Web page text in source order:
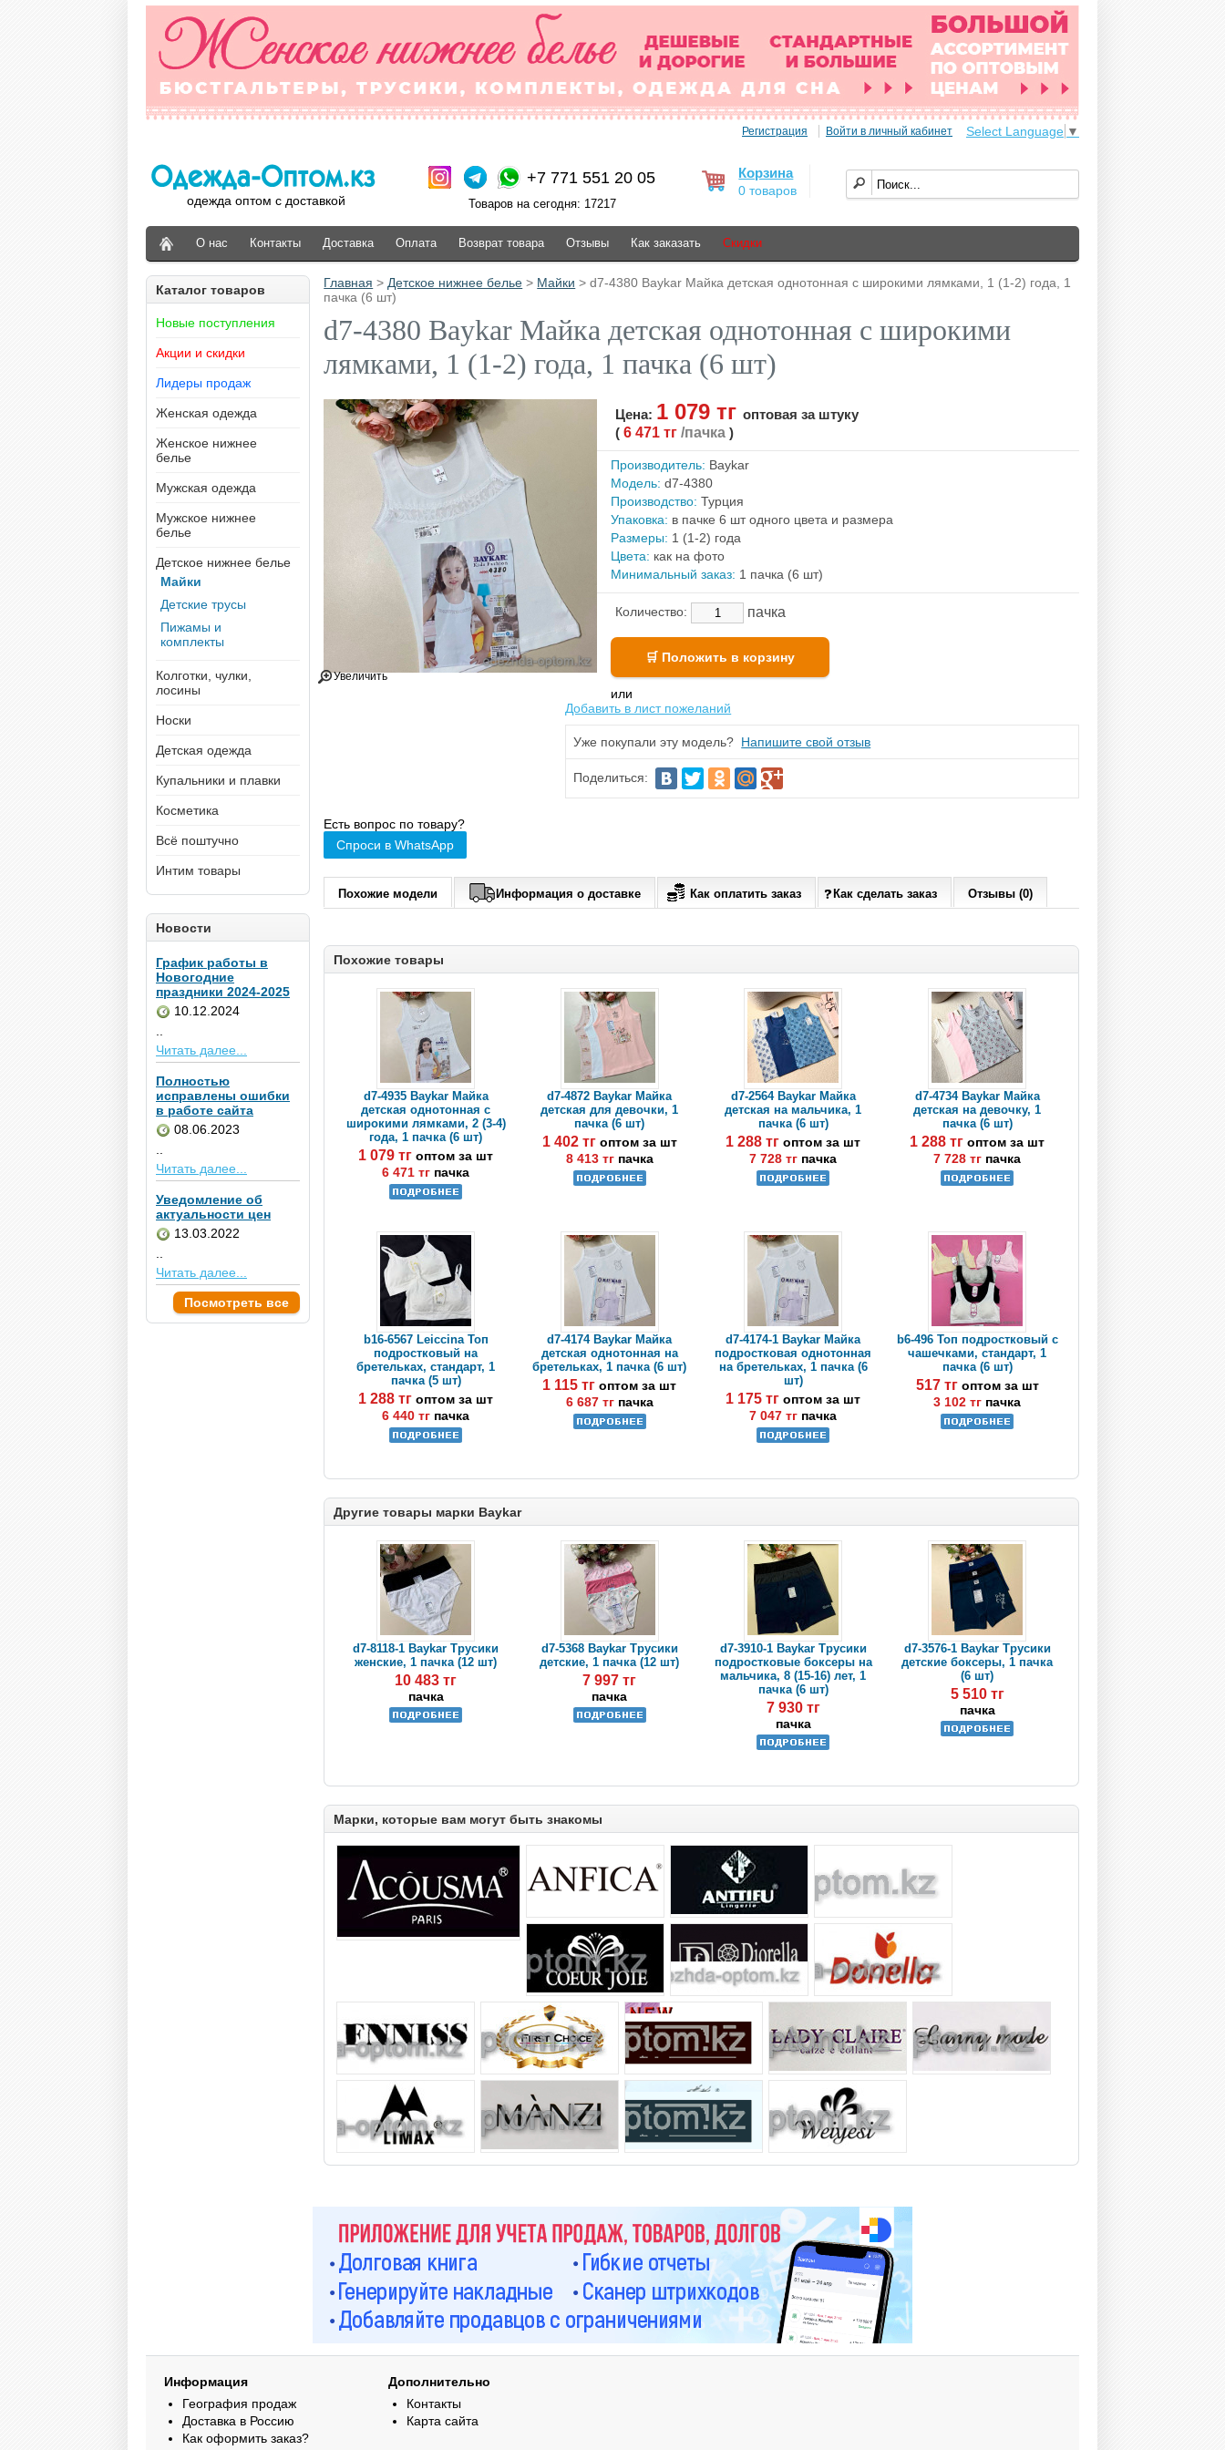
Регистрация Войти в личный кабинет Select Language ▼
одежда оптом с доставкой
+7 771 551 20 05
Товаров на сегодня: 17217
Корзина
0 товаров
О нас Контакты Доставка Оплата Возврат товара Отзывы Как заказать Скидки
Каталог товаров
Новые поступления
Акции и скидки
Лидеры продаж
Женская одежда
Женское нижнее
белье
Мужская одежда
Мужское нижнее
белье
Детское нижнее белье
Майки
Детские трусы
Пижамы и
комплекты
Колготки, чулки,
лосины
Носки
Детская одежда
Купальники и плавки
Косметика
Всё поштучно
Интим товары
Главная > Детское нижнее белье > Майки > d7-4380 Baykar Майка детская однотонная с широкими лямками, 1 (1-2) года, 1
пачка (6 шт)
d7-4380 Baykar Майка детская однотонная с широкими
лямками, 1 (1-2) года, 1 пачка (6 шт)
Увеличить
Цена: 1 079 тгоптовая за штуку
(6 471 тг/пачка)
Производитель: Baykar
Модель: d7-4380
Производство: Турция
Упаковка: в пачке 6 шт одного цвета и размера
Размеры: 1 (1-2) года
Цвета: как на фото
Минимальный заказ: 1 пачка (6 шт)
Количество: пачка
или
Добавить в лист пожеланий
Уже покупали эту модель? Напишите свой отзыв
Поделиться:
Есть вопрос по товару?
Спроси в WhatsApp
Похожие модели Информация о доставке Как оплатить заказ Как сделать заказ Отзывы (0)
Похожие товары
d7-4935 Baykar Майка
детская однотонная с
широкими лямками, 2 (3-4)
года, 1 пачка (6 шт)
1 079 тгоптом за шт
6 471 тг пачка
d7-4872 Baykar Майка
детская для девочки, 1
пачка (6 шт)
1 402 тг оптом за шт
8 413 тг пачка
d7-2564 Baykar Майка
детская на мальчика, 1
пачка (6 шт)
1 288 тгоптом за шт
7 728 тг пачка
d7-4734 Baykar Майка
детская на девочку, 1
пачка (6 шт)
1 288 тгоптом за шт
7 728 тг пачка
b16-6567 Leiccina Топ
подростковый на
бретельках, стандарт, 1
пачка (5 шт)
1 288 тгоптом за шт
6 440 тг пачка
d7-4174 Baykar Майка
детская однотонная на
бретельках, 1 пачка (6 шт)
1 115 тгоптом за шт
6 687 тг пачка
d7-4174-1 Baykar Майка
подростковая однотонная
на бретельках, 1 пачка (6
шт)
1 175 тгоптом за шт
7 047 тг пачка
b6-496 Топ подростковый с
чашечками, стандарт, 1
пачка (6 шт)
517 тг оптом за шт
3 102 тг пачка
Другие товары марки Baykar
d7-8118-1 Baykar Трусики
женские, 1 пачка (12 шт)
10 483 тг
пачка
d7-5368 Baykar Трусики
детские, 1 пачка (12 шт)
7 997 тг
пачка
d7-3910-1 Baykar Трусики
подростковые боксеры на
мальчика, 8 (15-16) лет, 1
пачка (6 шт)
7 930 тг
пачка
d7-3576-1 Baykar Трусики
детские боксеры, 1 пачка
(6 шт)
5 510 тг
пачка
Марки, которые вам могут быть знакомы
Новости
График работы в
Новогодние
праздники 2024-2025
10.12.2024
..
Читать далее...
Полностью
исправлены ошибки
в работе сайта
08.06.2023
..
Читать далее...
Уведомление об
актуальности цен
13.03.2022
..
Читать далее...
Посмотреть все
Информация
География продаж
Доставка в Россию
Как оформить заказ?
Дополнительно
Контакты
Карта сайта